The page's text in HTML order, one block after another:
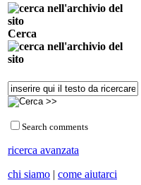
Cerca
Search comments
ricerca avanzata
chi siamo | come aiutarci